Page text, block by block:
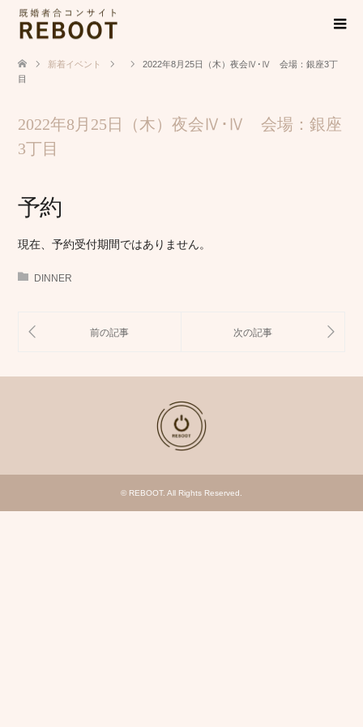
新着イベント
2022年8月25日（木）夜会Ⅳ･Ⅳ 会場：銀座3丁
目
2022年8月25日（木）夜会Ⅳ･Ⅳ 会場：銀座
3丁目
予約
現在、予約受付期間ではありません。
DINNER
© REBOOT. All Rights Reserved.